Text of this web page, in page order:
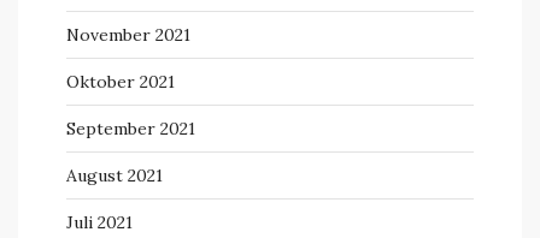
November 2021
Oktober 2021
September 2021
August 2021
Juli 2021